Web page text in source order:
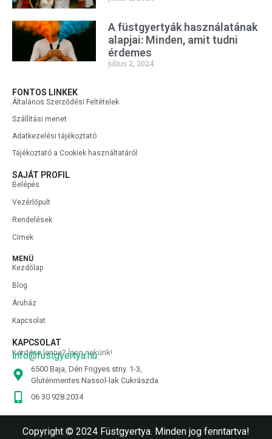
A füstgyertyák használatának
alapjai: Minden, amit tudni
érdemes
július 2, 2024
FONTOS LINKEK
Általános Szerződési Feltételek
Szállítási menet
Adatkezelési tájékoztató
Tájékoztató a Cookiek használtatáról
SAJÁT PROFIL
Belépés
Vezérlőpult
Rendelések
Címek
MENÜ
Kezdőlap
Blog
Áruház
Kapcsolat
KAPCSOLAT
Kérdése lenne? Írjon nekünk!
info@fustgyertya.hu
6500 Baja, Déri Frigyes stny. 1-3,
Gluténmentes Nassol-lak Cukrászda
06 30 928 2034
Copyright © 2024 Füstgyertya. Minden jog fenntartva!